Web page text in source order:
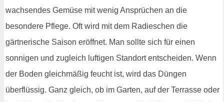
wachsendes Gemüse mit wenig Ansprüchen an die
besondere Pflege. Oft wird mit dem Radieschen die
gärtnerische Saison eröffnet. Man sollte sich für einen
sonnigen und zugleich luftigen Standort entscheiden. Wenn
der Boden gleichmäßig feucht ist, wird das Düngen
überflüssig. Ganz gleich, ob im Garten, auf der Terrasse oder